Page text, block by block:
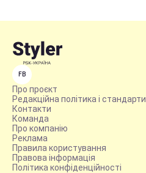
FB
Про проєкт
Редакційна політика і стандарти
Контакти
Команда
Про компанію
Реклама
Правила користування
Правова інформація
Політика конфіденційності